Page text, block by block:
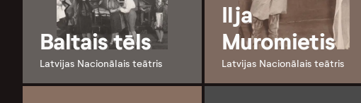
Baltais tēls
Latvijas Nacionālais teātris
Ilja
Muromietis
Latvijas Nacionālais teātris